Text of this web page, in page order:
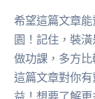
希望這篇文章
園！記住，裝
做功課，多方
這篇文章對你
益！想要了解更